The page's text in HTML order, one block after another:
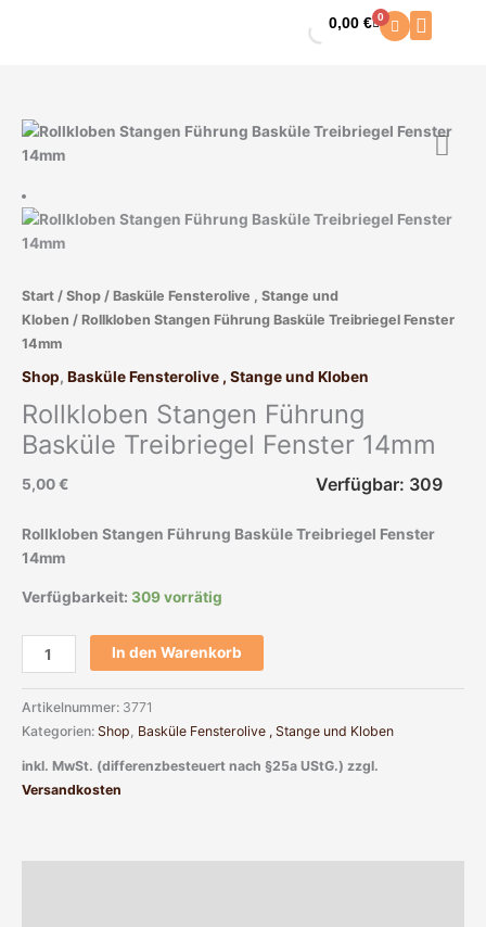
0,00€ 0
Warenkorb
Start / Shop / Basküle Fensterolive , Stange und
Kloben / Rollkloben Stangen Führung Basküle Treibriegel Fenster
14mm
Shop, Basküle Fensterolive , Stange und Kloben
Rollkloben Stangen Führung
Basküle Treibriegel Fenster 14mm
5,00€ Verfügbar: 309
Rollkloben Stangen Führung Basküle Treibriegel Fenster
14mm
Verfügbarkeit: 309 vorrätig
Rollkloben
Stangen
Basküle
Treibriegel
Fenster
Menge
In den Warenkorb
Artikelnummer: 3771
Kategorien: Shop Basküle Fensterolive , Stange und Kloben
inkl. MwSt. (differenzbesteuert nach §25a UStG.) zzgl.
Versandkosten